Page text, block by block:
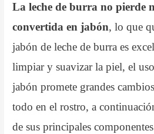
La leche de burra no pierde
convertida en jabón, lo que
jabón de leche de burra es
limpiar y suavizar la piel, el
jabón promete grandes
todo en el rostro, a
de sus principales